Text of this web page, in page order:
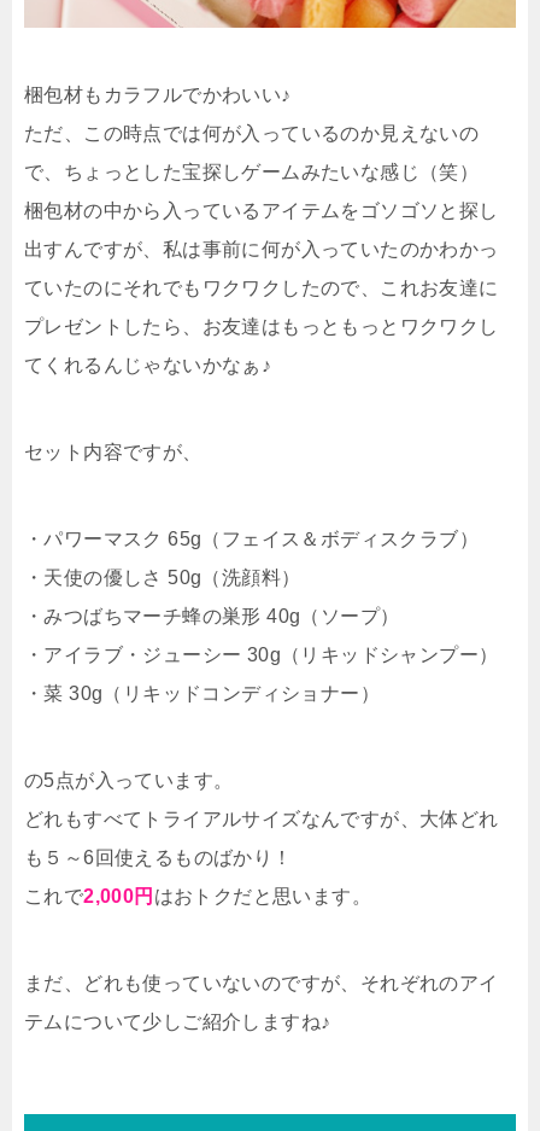
梱包材もカラフルでかわいい♪
ただ、この時点では何が入っているのか見えないの
で、ちょっとした宝探しゲームみたいな感じ（笑）
梱包材の中から入っているアイテムをゴソゴソと探し
出すんですが、私は事前に何が入っていたのかわかっ
ていたのにそれでもワクワクしたので、これお友達に
プレゼントしたら、お友達はもっともっとワクワクし
てくれるんじゃないかなぁ♪
セット内容ですが、
・パワーマスク 65g（フェイス＆ボディスクラブ）
・天使の優しさ 50g（洗顔料）
・みつばちマーチ蜂の巣形 40g（ソープ）
・アイラブ・ジューシー 30g（リキッドシャンプー）
・菜 30g（リキッドコンディショナー）
の5点が入っています。
どれもすべてトライアルサイズなんですが、大体どれ
も５～6回使えるものばかり！
これで2,000円 はおトクだと思います。
まだ、どれも使っていないのですが、それぞれのアイ
テムについて少しご紹介しますね♪